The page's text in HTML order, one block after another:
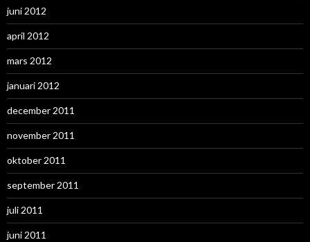
juni 2012
april 2012
mars 2012
januari 2012
december 2011
november 2011
oktober 2011
september 2011
juli 2011
juni 2011